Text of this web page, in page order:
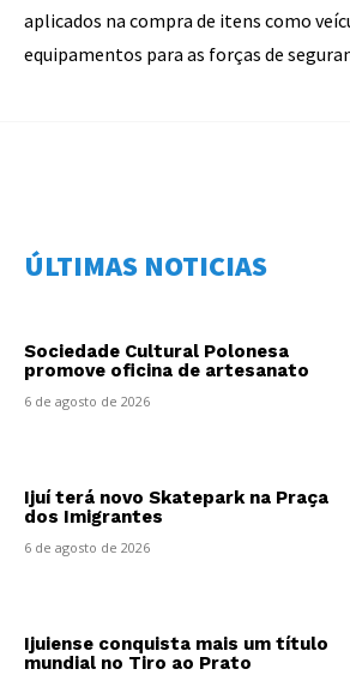
aplicados na compra de itens como
equipamentos para as forças de
ÚLTIMAS NOTICIAS
Sociedade Cultural Polonesa
promove oficina de artesanato
6 de agosto de 2026
Ijuí terá novo Skatepark na Praça
dos Imigrantes
6 de agosto de 2026
Ijuiense conquista mais um título
mundial no Tiro ao Prato